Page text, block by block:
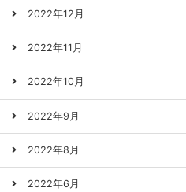
2022年12月
2022年11月
2022年10月
2022年9月
2022年8月
2022年6月